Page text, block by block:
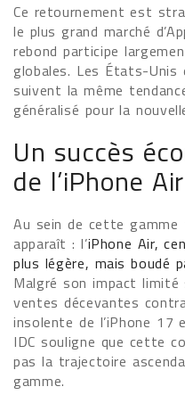
Ce retournement est
le plus grand marché
rebond participe
globales. Les États-Unis
suivent la même
généralisé pour la
Un succès
de l’iPhone Air
Au sein de cette gamme
apparaît : l’iPhone Air,
plus légère, mais boudé
Malgré son impact
ventes décevantes
insolente de l’iPhone 17
IDC souligne que cette
pas la trajectoire
gamme.